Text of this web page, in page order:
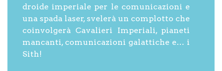
droide imperiale per le comunicazioni e
una spada laser, svelerà un complotto che
coinvolgerà Cavalieri Imperiali, pianeti
mancanti, comunicazioni galattiche e… i
Sith!